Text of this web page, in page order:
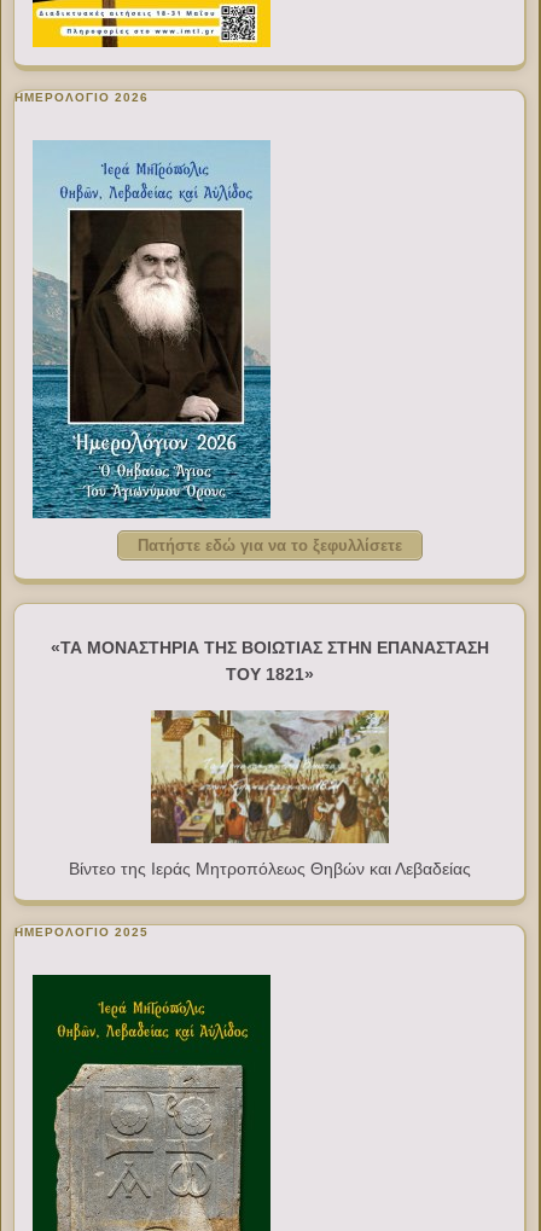
ΗΜΕΡΟΛΟΓΙΟ 2026
Πατήστε εδώ για να το ξεφυλλίσετε
«ΤΑ ΜΟΝΑΣΤΗΡΙΑ ΤΗΣ ΒΟΙΩΤΙΑΣ ΣΤΗΝ ΕΠΑΝΑΣΤΑΣΗ
ΤΟΥ 1821»
Βίντεο της Ιεράς Μητροπόλεως Θηβών και Λεβαδείας
ΗΜΕΡΟΛΟΓΙΟ 2025